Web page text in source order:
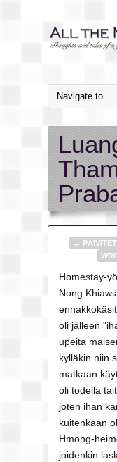
←
Homestay-
Nong
oli jälleen
upeita
kylläkin niin
matkaan
oli todella
joten ihan
kuitenkaan
Hmong-
joidenkin